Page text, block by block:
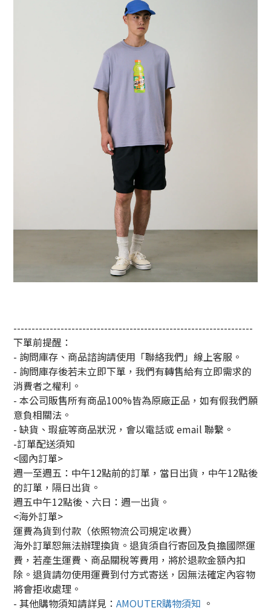
------------------------------------------------------------------
下單前提醒：
- 詢問庫存、商品諮詢請使用「聯絡我們」線上客服。
- 詢問庫存後若未立即下單，我們有轉售給有立即需求的
消費者之權利。
- 本公司販售所有商品100%皆為原廠正品，如有假我們願
意負相關法。
- 缺貨、瑕疵等商品狀況，會以電話或 email 聯繫。
-訂單配送須知
<國內訂單>
週一至週五：中午12點前的訂單，當日出貨，中午12點後
的訂單，隔日出貨。
週五中午12點後、六日：週一出貨。
<海外訂單>
運費為貨到付款（依照物流公司規定收費）
海外訂單恕無法辦理換貨。退貨須自行寄回及負擔國際運
費，若產生運費、商品關稅等費用，將於退款金額內扣
除。退貨請勿使用運費到付方式寄送，因無法確定內容物
將會拒收處理。
- 其他購物須知請詳見： AMOUTER購物須知 。